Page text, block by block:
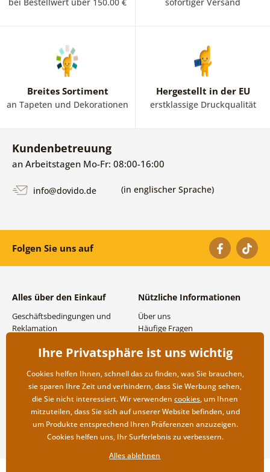
Breites Sortiment
an Tapeten und Dekorationen
Hergestellt in der EU
erstklassige Druckqualität
Kundenbetreuung
an Arbeitstagen Mo-Fr: 08:00-16:00
info@dovido.de (in englischer Sprache)
Folgen Sie uns auf
Alles über den Einkauf
Geschäftsbedingungen und
Reklamation
Versand- und
Rücksendung der Ware
Nützliche Informationen
Über uns
Häufige Fragen
Großhandel und
Ihre Privatsphäre ist uns wichtig
Cookies helfen Ihnen, schnell das zu finden, was Sie brauchen,
sie sparen Ihre Zeit und verhindern, dass Sie Werbung sehen,
die Sie nicht interessiert. Wir verwenden cookies, um Ihnen
mitzuteilen, dass Sie sich auf unserer Website befinden, und
um Produkte entsprechend Ihren Präferenzen anzuzeigen.
Cookies helfen uns, Ihr Surferlebnis zu verbessern.
Alles ablehnen